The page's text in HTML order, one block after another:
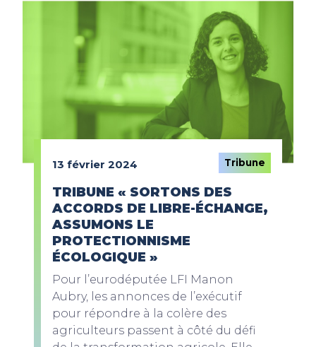
13 février 2024 Tribune
TRIBUNE « SORTONS DES
ACCORDS DE LIBRE-ÉCHANGE,
ASSUMONS LE
PROTECTIONNISME
ÉCOLOGIQUE »
Pour l’eurodéputée LFI Manon
Aubry, les annonces de l’exécutif
pour répondre à la colère des
agriculteurs passent à côté du défi